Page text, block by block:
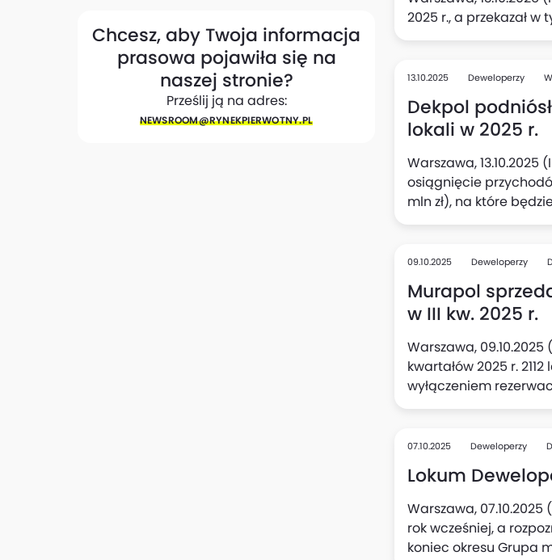
Chcesz, aby Twoja informacja
prasowa pojawiła się na
naszej stronie?
Prześlij ją na adres:
NEWSROOM@​RYNEKPIERWOTNY.PL
2025 r., a przekazał w
13.10.2025 Deweloperzy
Dekpol
lokali w 2025 r.
Warszawa,
osiągnięcie
mln zł), na które
lokali) rozpoznana w
wynosi 625 lokali
09.10.2025 Deweloperzy
Murapol
w III kw. 2025 r.
Warszawa,
kwartałów 2025 r.
wyłączeniem
samym III kwartale
sprzedaż netto do
deweloperskie,
rezygnacji (za trzy
07.10.2025 Deweloperzy
Lokum
Warszawa,
rok wcześniej, a
koniec okresu Grupa